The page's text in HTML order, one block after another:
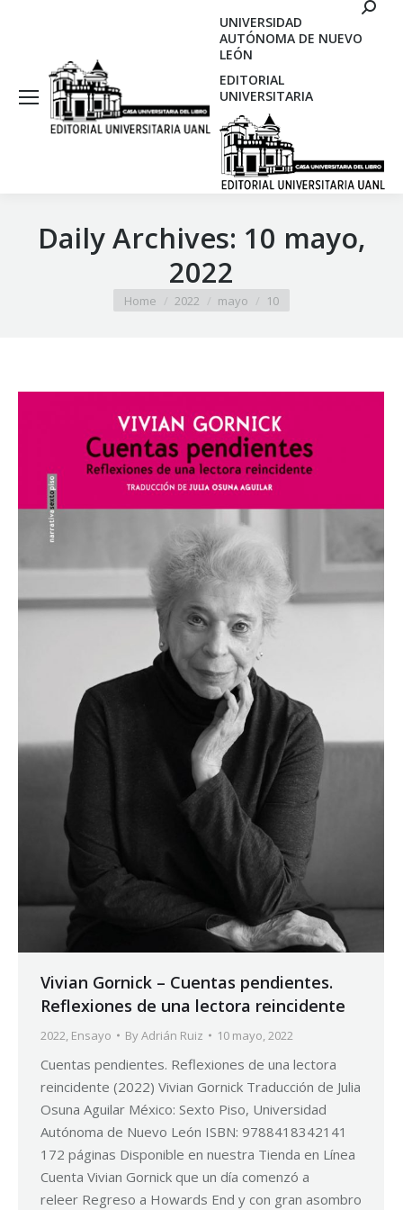
UNIVERSIDAD
AUTÓNOMA DE NUEVO
LEÓN
EDITORIAL
UNIVERSITARIA
Daily Archives: 10 mayo,
2022
You are here:
Home 2022 mayo 10
Vivian Gornick – Cuentas pendientes.
Reflexiones de una lectora reincidente
2022 Ensayo ByAdrián Ruiz 10 mayo, 2022
Cuentas pendientes. Reflexiones de una lectora
reincidente (2022) Vivian Gornick Traducción de Julia
Osuna Aguilar México: Sexto Piso, Universidad
Autónoma de Nuevo León ISBN: 9788418342141
172 páginas Disponible en nuestra Tienda en Línea
Cuenta Vivian Gornick que un día comenzó a
releer Regreso a Howards End y con gran asombro